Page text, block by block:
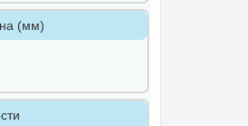
(мм)